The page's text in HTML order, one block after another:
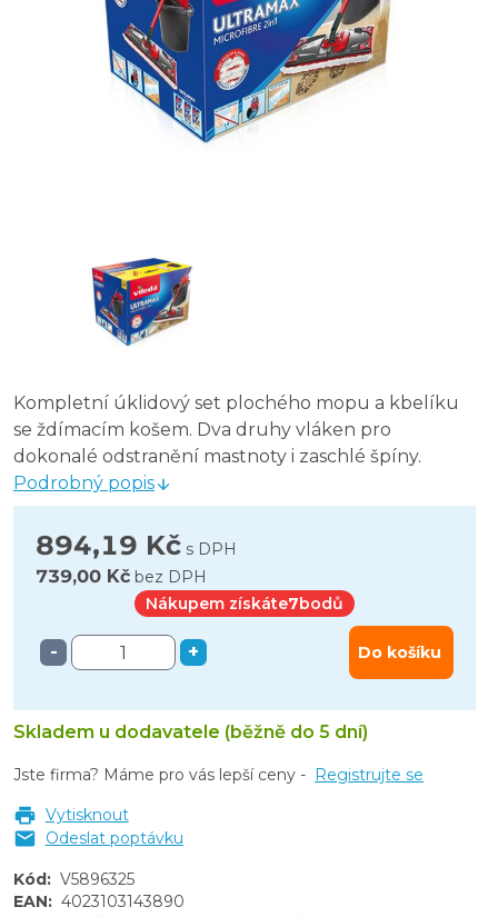
Kompletní úklidový set plochého mopu a kbelíku
se ždímacím košem. Dva druhy vláken pro
dokonalé odstranění mastnoty i zaschlé špíny.
Podrobný popis
894,19 Kč s DPH
739,00 Kč bez DPH
Nákupem získáte7bodů
- + Do košíku
Skladem u dodavatele (běžně do 5 dní)
Jste firma? Máme pro vás lepší ceny - Registrujte se
Vytisknout
Odeslat poptávku
Kód: V5896325
EAN: 4023103143890